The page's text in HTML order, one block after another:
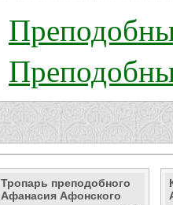
Тропарь преподобного
Афанасия Афонского